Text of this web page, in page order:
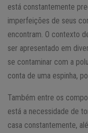
está constantemente
imperfeições de seus
encontram. O contexto
ser apresentado em
se contaminar com a
conta de uma espinha,
Também entre os
está a necessidade de
casa constantemente,